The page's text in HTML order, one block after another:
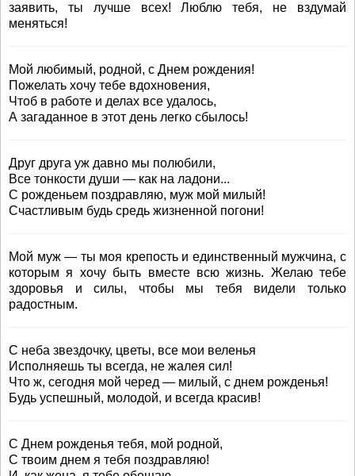
заявить, ты лучше всех! Люблю тебя, не вздумай
меняться!
Мой любимый, родной, с Днем рождения!
Пожелать хочу тебе вдохновения,
Чтоб в работе и делах все удалось,
А загаданное в этот день легко сбылось!
Друг друга уж давно мы полюбили,
Все тонкости души — как на ладони...
С рожденьем поздравляю, муж мой милый!
Счастливым будь средь жизненной погони!
Мой муж — ты моя крепость и единственный мужчина, с
которым я хочу быть вместе всю жизнь. Желаю тебе
здоровья и силы, чтобы мы тебя видели только
радостным.
С неба звездочку, цветы, все мои веленья
Исполняешь ты всегда, не жалея сил!
Что ж, сегодня мой черед — милый, с днем рожденья!
Будь успешный, молодой, и всегда красив!
С Днем рожденья тебя, мой родной,
С твоим днем я тебя поздравляю!